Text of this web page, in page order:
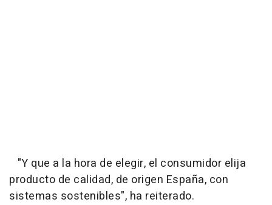
"Y que a la hora de elegir, el consumidor elija
producto de calidad, de origen España, con
sistemas sostenibles", ha reiterado.